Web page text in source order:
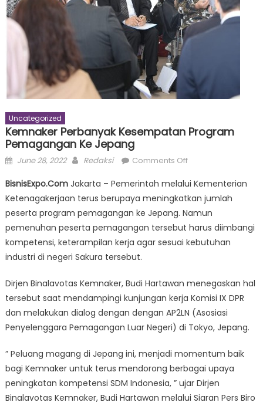
Uncategorized
Kemnaker Perbanyak Kesempatan Program
Pemagangan Ke Jepang
Posted
June 28, 2022 Author
Redaksi Comments Offon
Perbanyak
Kesempatan
Program
Pemagangan
ke
BisnisExpo.ComJakarta – Pemerintah melalui Kementerian
Ketenagakerjaan terus berupaya meningkatkan jumlah
peserta program pemagangan ke Jepang. Namun
pemenuhan peserta pemagangan tersebut harus diimbangi
kompetensi, keterampilan kerja agar sesuai kebutuhan
industri di negeri Sakura tersebut.
Dirjen Binalavotas Kemnaker, Budi Hartawan menegaskan hal
tersebut saat mendampingi kunjungan kerja Komisi IX DPR
dan melakukan dialog dengan dengan AP2LN (Asosiasi
Penyelenggara Pemagangan Luar Negeri) di Tokyo, Jepang.
” Peluang magang di Jepang ini, menjadi momentum baik
bagi Kemnaker untuk terus mendorong berbagai upaya
peningkatan kompetensi SDM Indonesia, ” ujar Dirjen
Binalavotas Kemnaker, Budi Hartawan melalui Siaran Pers Biro